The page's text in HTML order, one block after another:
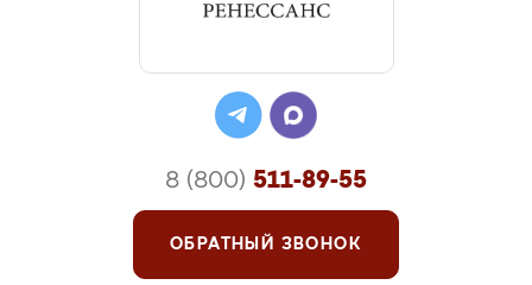
8 (800) 511-89-55
ОБРАТНЫЙ ЗВОНОК